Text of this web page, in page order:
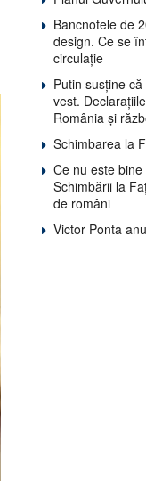
Bancnotele de
design. Ce se
circulație
Putin susține
vest.
România și
Schimbarea la
Ce nu este
Schimbării la
de români
Victor Ponta